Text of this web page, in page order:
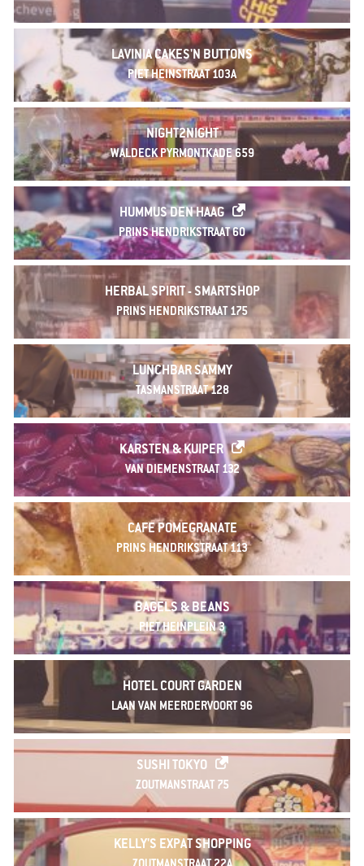
LAVINIA CAKES'N BUTTONS
PIET HEINSTRAAT 103A
NIGHT2NIGHT
WALDECK PYRMONTKADE 659
HUMMUS DEN HAAG
PRINS HENDRIKSTRAAT 60
HERBAL SPIRIT - SMARTSHOP
PRINS HENDRIKSTRAAT 175
LUNCHBAR SAMMY
TASMANSTRAAT 128
KARSTEN & KUIPER
VAN DIEMENSTRAAT 132
CAFE POMEGRANATE
PRINS HENDRIKSTRAAT 113
BAGELS & BEANS
PIET HEINPLEIN 3
HOTEL COURT GARDEN
LAAN VAN MEERDERVOORT 96
SUSHI TOKYO
ZOUTMANSTRAAT 75
KELLY'S EXPAT SHOPPING